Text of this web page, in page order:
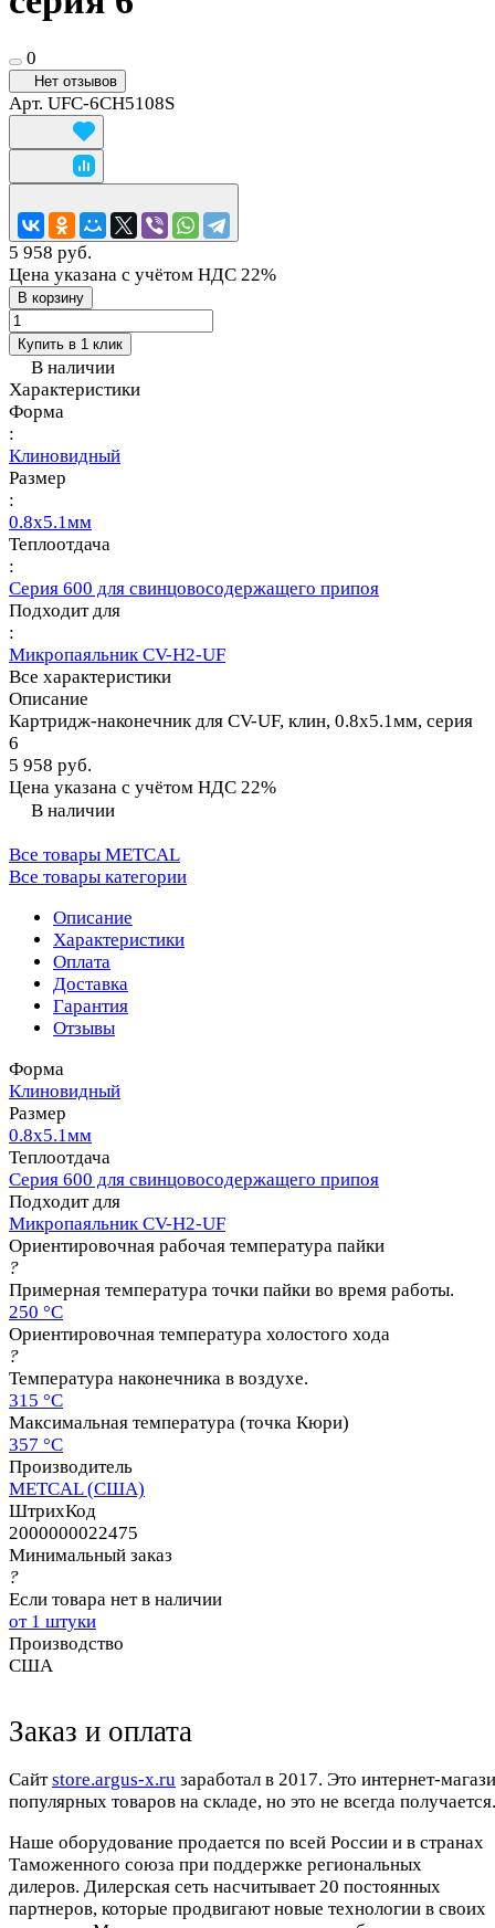
0
Нет отзывов
Арт. UFC-6CH5108S
5 958 руб.
Цена указана с учётом НДС 22%
В корзину
Купить в 1 клик
В наличии
Характеристики
Форма
:
Клиновидный
Размер
:
0.8х5.1мм
Теплоотдача
:
Серия 600 для свинцовосодержащего припоя
Подходит для
:
Микропаяльник CV-H2-UF
Все характеристики
Описание
Картридж-наконечник для CV-UF, клин, 0.8х5.1мм, серия
6
5 958 руб.
Цена указана с учётом НДС 22%
В наличии
Все товары METCAL
Все товары категории
Описание
Характеристики
Оплата
Доставка
Гарантия
Отзывы
Форма
Клиновидный
Размер
0.8х5.1мм
Теплоотдача
Серия 600 для свинцовосодержащего припоя
Подходит для
Микропаяльник CV-H2-UF
Ориентировочная рабочая температура пайки
?
Примерная температура точки пайки во время работы.
250 °C
Ориентировочная температура холостого хода
?
Температура наконечника в воздухе.
315 °C
Максимальная температура (точка Кюри)
357 °C
Производитель
METCAL (США)
ШтрихКод
2000000022475
Минимальный заказ
?
Если товара нет в наличии
от 1 штуки
Производство
США
Заказ и оплата
Cайтstore.argus-x.ru заработал в 2017. Это интернет-
популярных товаров на складе, но это не всегда
Наше оборудование продается по всей России и в странах
Таможенного союза при поддержке региональных
дилеров. Дилерская сеть насчитывает 20 постоянных
партнеров, которые продвигают новые технологии в своих